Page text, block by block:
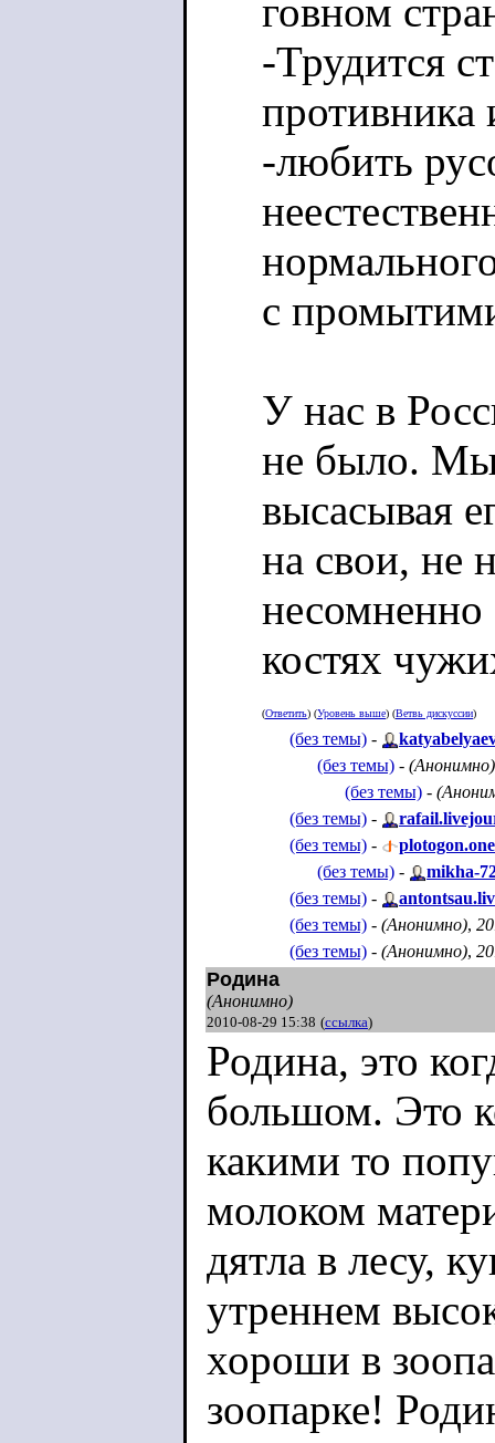
говном
-Трудится
противника
-любить
с
У нас в
не было. Мы
высасывая
на свои, не
несомненно
костях
А вот кто
там будет
еще и
плюйся
(Ответить) (Уровень выше) (Ветвь дискуссии)
(без темы) -
(без темы) - (Анонимно)
(без темы) -
(без темы) -
(без темы) -
(без темы) -
mikha-
(без темы) -
(без темы) - (Анонимно),
(без темы) - (Анонимно),
Родина
(Анонимно)
2010-08-29 15:38 (ссылка)
Родина, это
большом. Это
какими то
молоком
дятла в лесу,
утреннем
хороши в
зоопарке!